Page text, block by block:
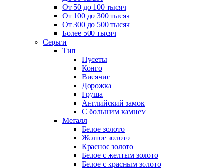
От 50 до 100 тысяч
От 100 до 300 тысяч
От 300 до 500 тысяч
Более 500 тысяч
Серьги
Тип
Пусеты
Конго
Висячие
Дорожка
Груша
Английский замок
С большим камнем
Металл
Белое золото
Желтое золото
Красное золото
Белое с желтым золото
Белое с красным золото